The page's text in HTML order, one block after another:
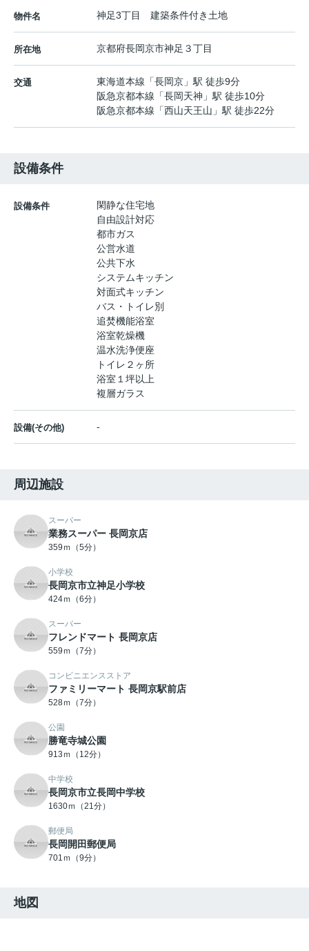
物件名 神足3丁目 建築条件付き土地
所在地 京都府長岡京市神足 ３丁目
交通 東海道本線 「長岡京 」駅 徒歩9分
阪急京都本線 「長岡天神 」駅 徒歩10分
阪急京都本線 「西山天王山 」駅 徒歩22分
設備条件
設備条件
閑静な住宅地
自由設計対応
都市ガス
公営水道
公共下水
システムキッチン
対面式キッチン
バス・トイレ別
追焚機能浴室
浴室乾燥機
温水洗浄便座
トイレ２ヶ所
浴室１坪以上
複層ガラス
設備(その他) -
周辺施設
スーパー
業務スーパー 長岡京店
359ｍ（5分）
小学校
長岡京市立神足小学校
424ｍ（6分）
スーパー
フレンドマート 長岡京店
559ｍ（7分）
コンビニエンスストア
ファミリーマート 長岡京駅前店
528ｍ（7分）
公園
勝竜寺城公園
913ｍ（12分）
中学校
長岡京市立長岡中学校
1630ｍ（21分）
郵便局
長岡開田郵便局
701ｍ（9分）
地図